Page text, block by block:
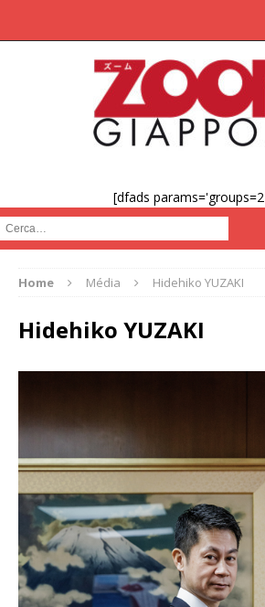
[dfads
Cerca :
Home Média Hidehiko YUZAKI
Hidehiko YUZAKI